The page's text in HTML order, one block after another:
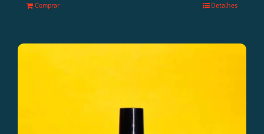
Comprar Detalhes